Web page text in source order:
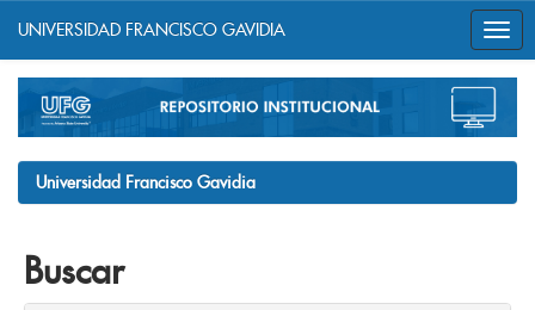
navigation
UNIVERSIDAD FRANCISCO GAVIDIA
Universidad Francisco Gavidia
Buscar